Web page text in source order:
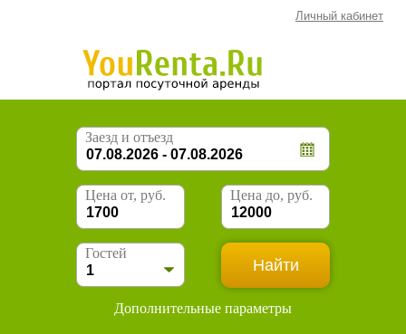
Личный кабинет
Заезд и отъезд
Цена от, руб. Цена до, руб.
Гостей
Дополнительные параметры